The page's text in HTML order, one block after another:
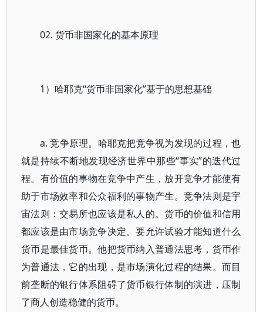
02. 货币非国家化的基本原理
1）哈耶克“货币非国家化”基于的思想基础
a. 竞争原理。哈耶克把竞争视为发现的过程，也
就是持续不断地发现经济世界中那些“事实”的迭代过
程。有价值的事物在竞争中产生，放开竞争才能使有
助于市场效率和公众福利的事物产生。竞争法则是宇
宙法则：交易所也应该是私人的。货币的价值和信用
都应该是由市场竞争决定。要允许试验才能知道什么
货币是最佳货币。他把货币纳入普通法思考，货币作
为普通法，它的出现，是市场演化过程的结果。而目
前垄断的银行体系阻碍了货币银行体制的演进，压制
了商人创造稳健的货币。